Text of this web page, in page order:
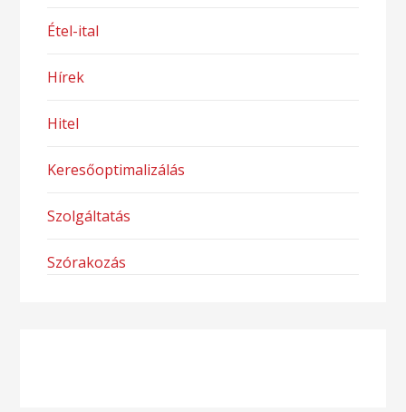
Étel-ital
Hírek
Hitel
Keresőoptimalizálás
Szolgáltatás
Szórakozás